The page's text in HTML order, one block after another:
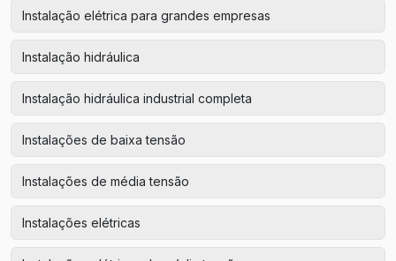
Instalação elétrica para grandes empresas
Instalação hidráulica
Instalação hidráulica industrial completa
Instalações de baixa tensão
Instalações de média tensão
Instalações elétricas